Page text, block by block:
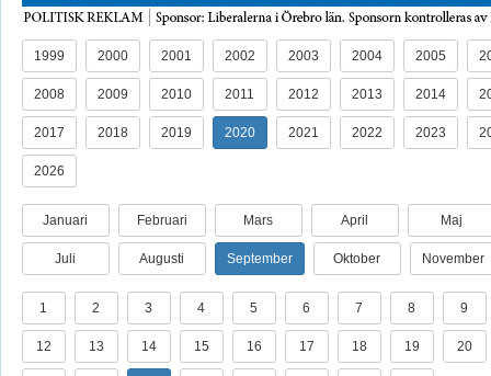
1999 2000 2001 2002 2003 2004 2005
2008 2009 2010 2011 2012 2013 2014
2017 2018 2019 2020 2021 2022 2023
2026
Januari Februari Mars April Maj
Juli Augusti September Oktober November
1 2 3 4 5 6 7 8 9
12 13 14 15 16 17 18 19 20